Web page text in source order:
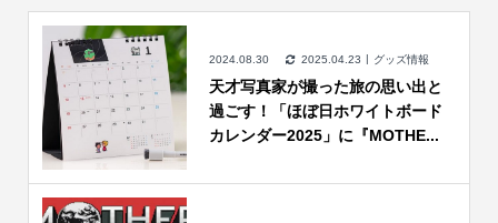
2024.08.30 2025.04.23 グッズ情報
天才写真家が撮った旅の思い出と
過ごす！「ほぼ日ホワイトボード
カレンダー2025」に『MOTHE...